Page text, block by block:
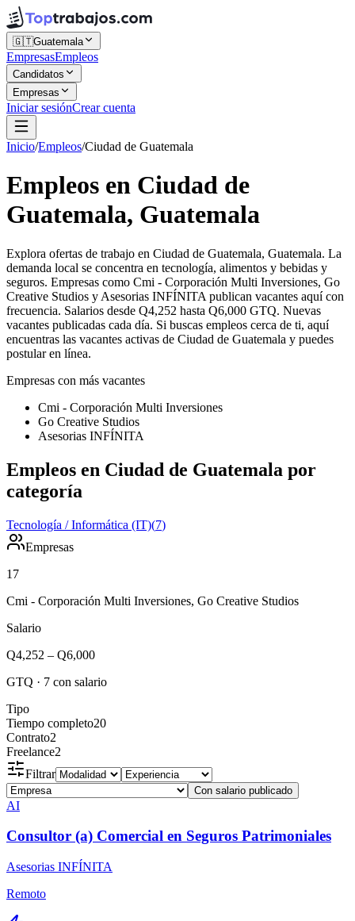
🇬🇹Guatemala
EmpresasEmpleos
Candidatos
Empresas
Iniciar sesiónCrear cuenta
Inicio/Empleos/Ciudad de Guatemala
Empleos en Ciudad de
Guatemala, Guatemala
Explora ofertas de trabajo en Ciudad de Guatemala, Guatemala. La
demanda local se concentra en tecnología, alimentos y bebidas y
seguros. Empresas como Cmi - Corporación Multi Inversiones, Go
Creative Studios y Asesorias INFÍNITA publican vacantes aquí con
frecuencia. Salarios desde Q4,252 hasta Q6,000 GTQ. Nuevas
vacantes publicadas cada día. Si buscas empleos cerca de ti, aquí
encuentras las vacantes activas de Ciudad de Guatemala y puedes
postular en línea.
Empresas con más vacantes
Cmi - Corporación Multi Inversiones
Go Creative Studios
Asesorias INFÍNITA
Empleos en Ciudad de Guatemala por
categoría
Tecnología / Informática (IT)(7)
Empresas
17
Cmi - Corporación Multi Inversiones, Go Creative Studios
Salario
Q4,252 – Q6,000
GTQ · 7 con salario
Tipo
Tiempo completo20
Contrato2
Freelance2
Filtrar
Con salario publicado
AI
Consultor (a) Comercial en Seguros Patrimoniales
Asesorias INFÍNITA
Remoto